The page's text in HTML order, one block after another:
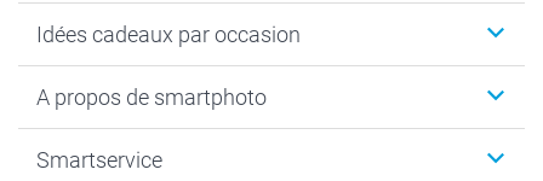
Calendrier photo & Agenda photo
Tirage photo & agrandissement
Faire-part & Cartes
Idées cadeaux par occasion
Anniversaire
Naissance & baptême
A propos de smartphoto
Plan du site
Smartservice